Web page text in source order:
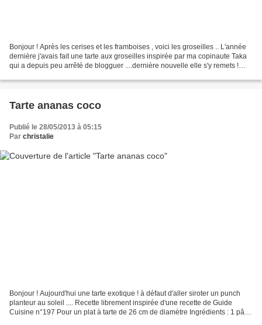
Bonjour ! Après les cerises et les framboises , voici les groseilles .. L'année
dernière j'avais fait une tarte aux groseilles inspirée par ma copinaute Taka
qui a depuis peu arrêté de blogguer ....dernière nouvelle elle s'y remets !
Tarte ananas coco
Publié le 28/05/2013 à 05:15
Par christalie
Bonjour ! Aujourd'hui une tarte exotique ! à défaut d'aller siroter un punch
planteur au soleil .... Recette librement inspirée d'une recette de Guide
Cuisine n°197 Pour un plat à tarte de 26 cm de diamètre Ingrédients : 1 pâte